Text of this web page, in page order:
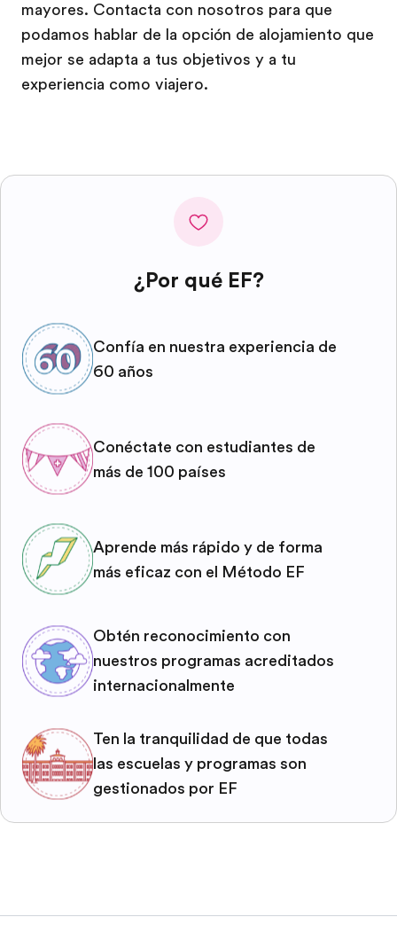
mayores. Contacta con nosotros para que
podamos hablar de la opción de alojamiento que
mejor se adapta a tus objetivos y a tu
experiencia como viajero.
¿Por qué EF?
Confía en nuestra experiencia de
60 años
Conéctate con estudiantes de
más de 100 países
Aprende más rápido y de forma
más eficaz con el Método EF
Obtén reconocimiento con
nuestros programas acreditados
internacionalmente
Ten la tranquilidad de que todas
las escuelas y programas son
gestionados por EF